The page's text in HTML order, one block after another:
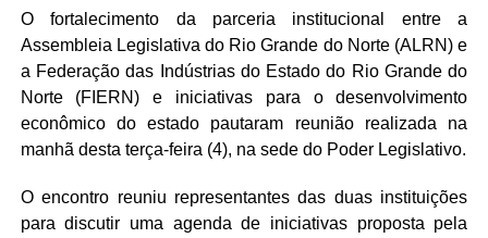
os desafios da ocupação profissional entre os jovens e a
importância das micro e pequenas empresas como
pilares de sustentação da economia local.
A proteção social também ganhou destaque com o início
da campanha “Agosto Lilás”, que celebra dez anos de
legislação estadual voltada ao combate à violência contra
a mulher. A necessidade de dar visibilidade aos dados de
segurança pública e fortalecer a rede de proteção foi
O fortalecimento da parceria institucional entre a
Assembleia Legislativa do Rio Grande do Norte (ALRN) e
a Federação das Indústrias do Estado do Rio Grande do
Norte (FIERN) e iniciativas para o desenvolvimento
econômico do estado pautaram reunião realizada na
manhã desta terça-feira (4), na sede do Poder Legislativo.
O encontro reuniu representantes das duas instituições
para discutir uma agenda de iniciativas proposta pela